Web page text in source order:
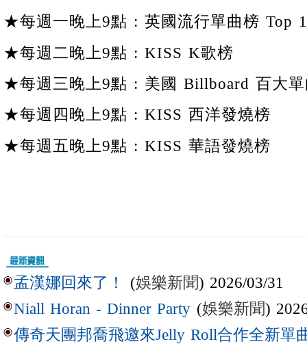
★每週一晚上9點 : 英國流行單曲榜 Top
★每週二晚上9點 : KISS K歌榜
★每週三晚上9點 : 美國 Billboard 百大
★每週四晚上9點 : KISS 西洋發燒榜
★每週五晚上9點 : KISS 華語發燒榜
孟漢娜回來了！ (娛樂新聞) 2026/03/31
Niall Horan - Dinner Party (娛樂新聞)
傳奇天團邦喬飛邀來Jelly Roll合作全新單